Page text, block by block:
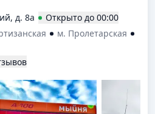
д. 8а
Открыто до 00:00
м. Пролетарская